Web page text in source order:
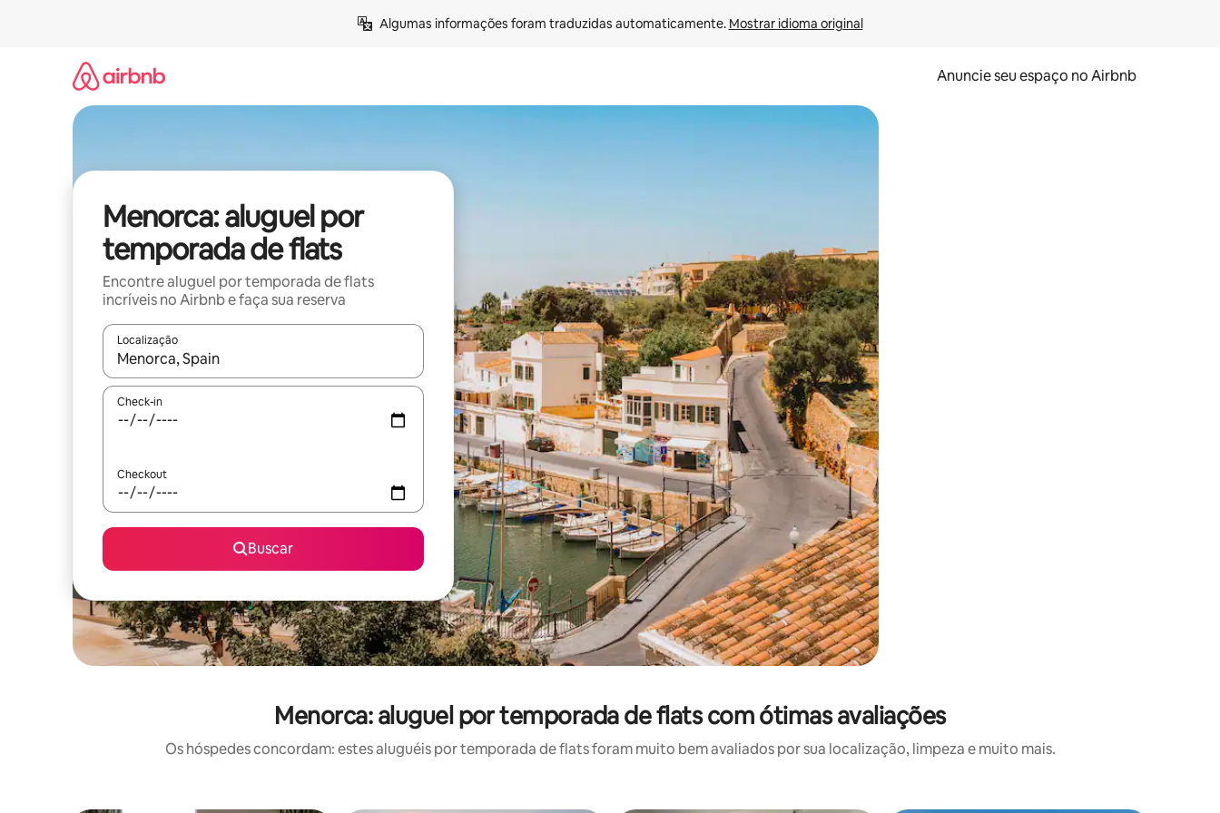
Algumas informações foram traduzidas automaticamente. Mostrar idioma original
Anuncie seu espaço no Airbnb
Menorca: aluguel por
temporada de flats
Encontre aluguel por temporada de flats
incríveis no Airbnb e faça sua reserva
Localização
Quando os resultados estiverem disponíveis, explore-os usando as seta para cima e para baixo do teclado ou tocando e deslizando o dedo na tela.
Check-in
Checkout
Buscar
Menorca: aluguel por temporada de flats com ótimas avaliações
Os hóspedes concordam: estes aluguéis por temporada de flats foram muito bem avaliados por sua localização, limpeza e muito mais.